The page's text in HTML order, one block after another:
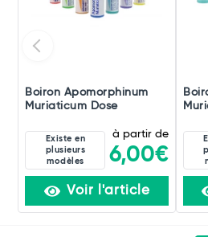
Boiron Apomorphinum
Muriaticum Dose
Existe en
plusieurs
modèles
à partir de
6,00€
Voir l'article